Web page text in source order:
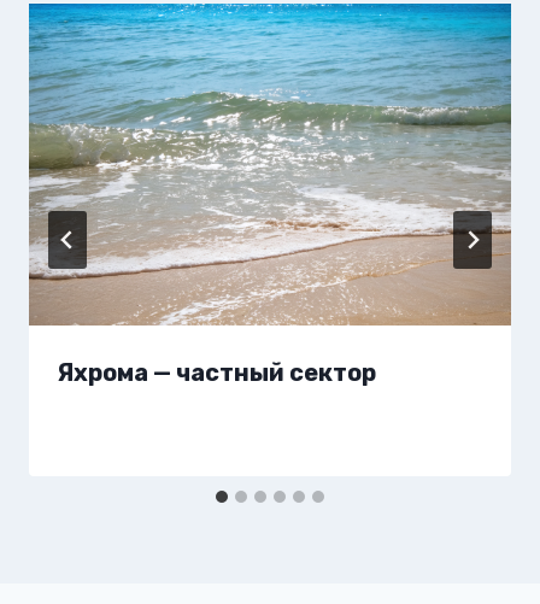
Яхрома — частный сектор